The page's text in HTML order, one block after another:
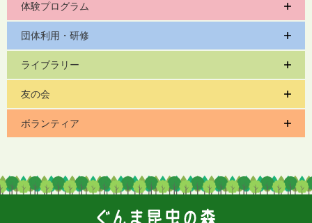
体験プログラム
団体利用・研修
ライブラリー
友の会
ボランティア